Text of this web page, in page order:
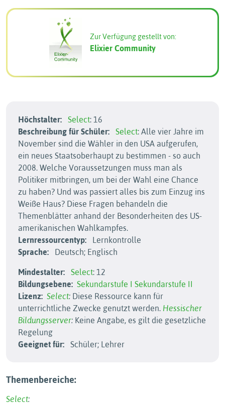
Zur Verfügung gestellt von:
Elixier Community
Höchstalter: Select: 16
Beschreibung für Schüler:
Select: Alle vier Jahre im
November sind die Wähler in den USA aufgerufen,
ein neues Staatsoberhaupt zu bestimmen - so auch
2008. Welche Voraussetzungen muss man als
Politiker mitbringen, um bei der Wahl eine Chance
zu haben? Und was passiert alles bis zum Einzug ins
Weiße Haus? Diese Fragen behandeln die
Themenblätter anhand der Besonderheiten des US-
amerikanischen Wahlkampfes.
Lernressourcentyp:
Lernkontrolle
Sprache:
Deutsch; Englisch
Mindestalter: Select: 12
Bildungsebene: Sekundarstufe I Sekundarstufe II
Lizenz: Select: Diese Ressource kann für
unterrichtliche Zwecke genutzt werden. Hessischer
Bildungsserver: Keine Angabe, es gilt die gesetzliche
Regelung
Geeignet für:
Schüler; Lehrer
Themenbereiche:
Select: